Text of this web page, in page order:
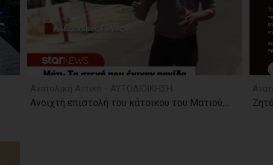
Ανοιχτή επιστολή του κάτοικου του Ματιού,...